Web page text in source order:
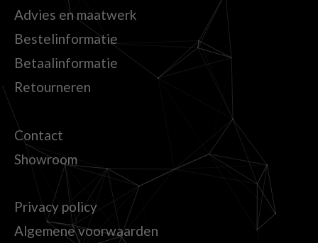
Advies en maatwerk
Bestelinformatie
Betaalinformatie
Retourneren
Contact
Showroom
Privacy policy
Algemene voorwaarden